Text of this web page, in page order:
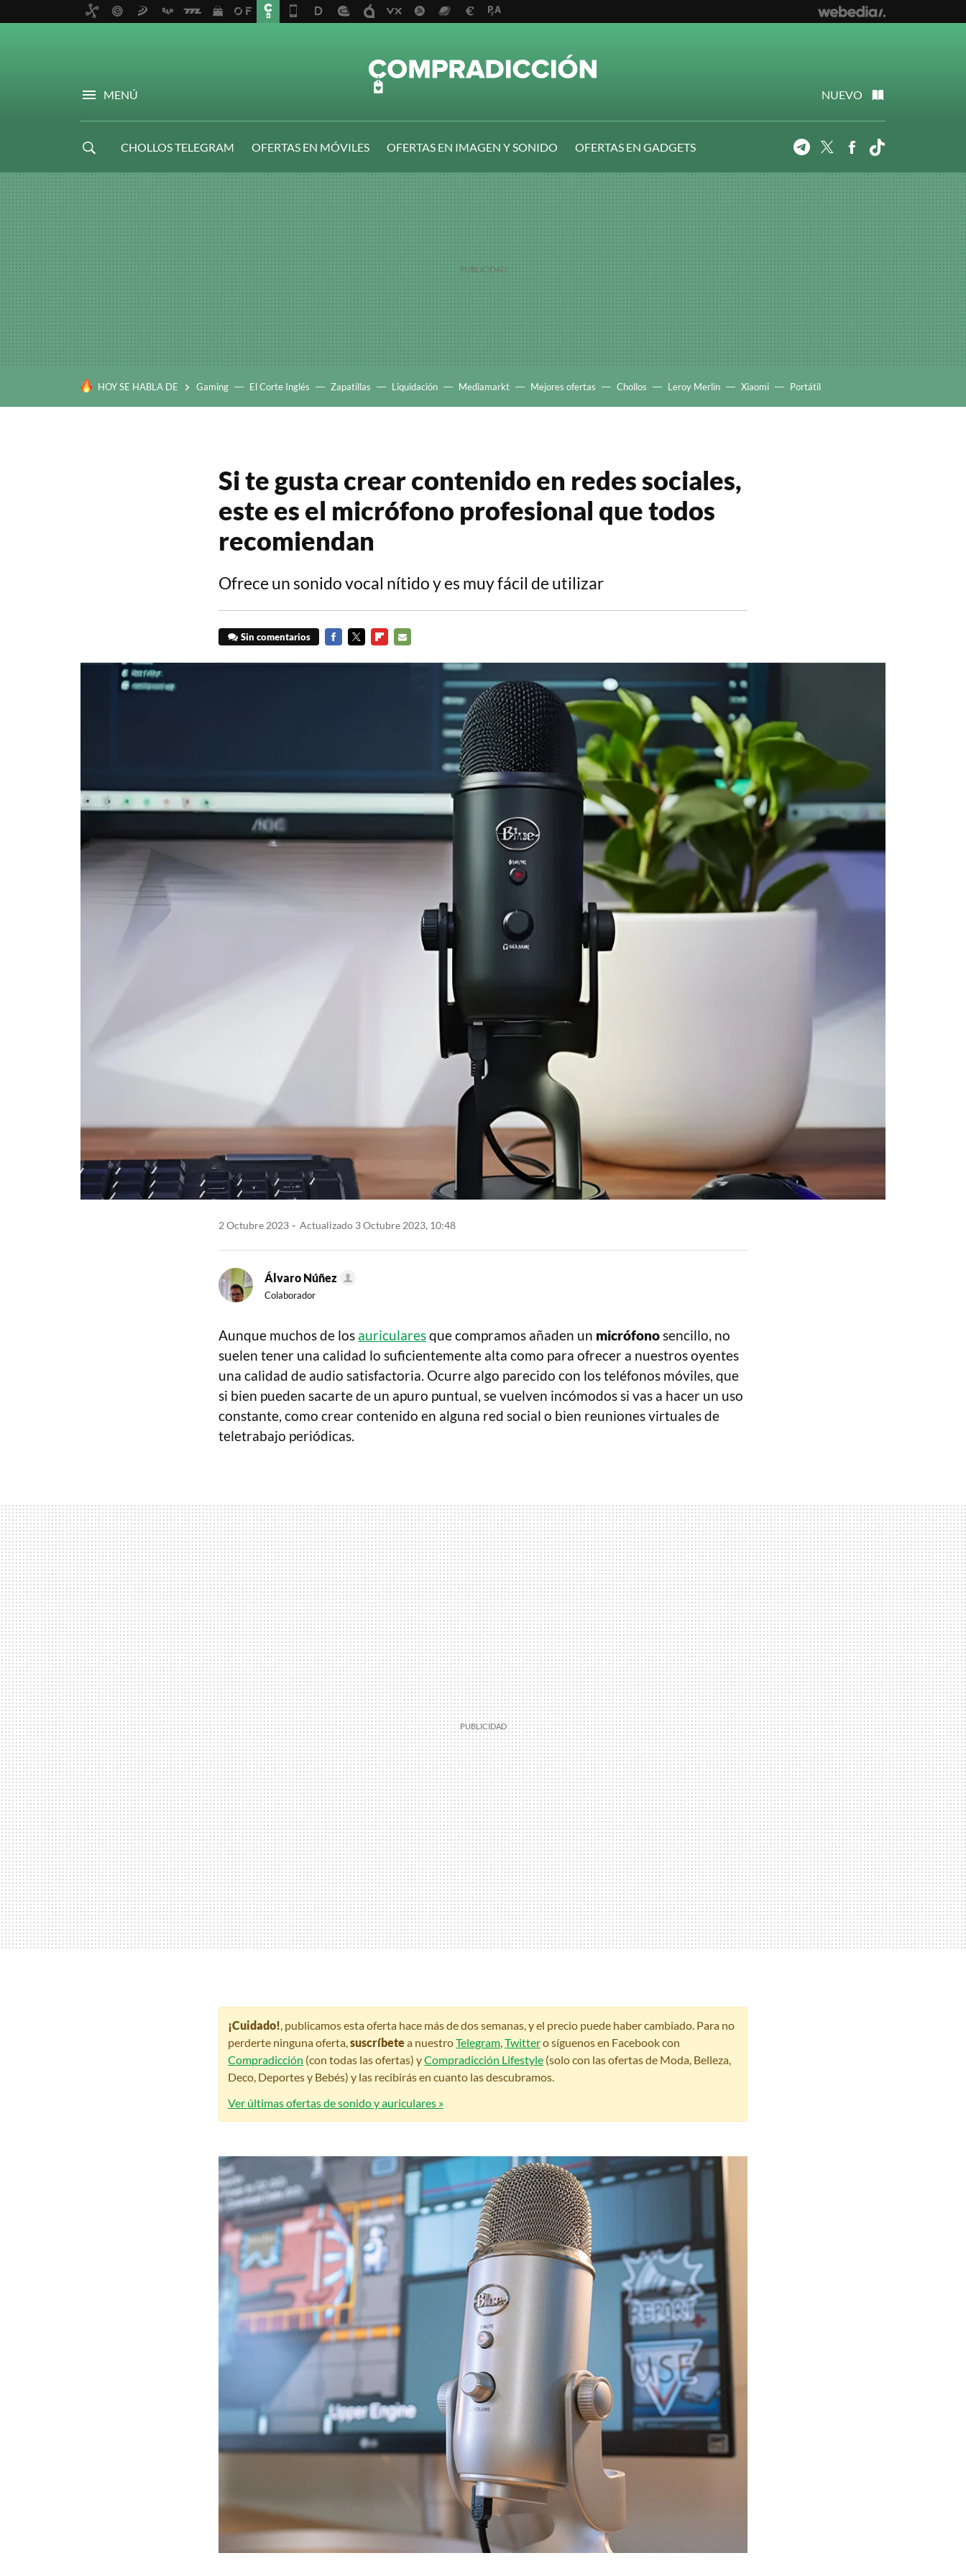
MENÚ NUEVO
CHOLLOS TELEGRAM OFERTAS EN MÓVILES OFERTAS EN IMAGEN Y SONIDO
OFERTAS EN GADGETS
TelegramTwitterFacebook
HOY SE HABLA DE Gaming El Corte Inglés Zapatillas Liquidación Mediamarkt Mejores ofertas Chollos Leroy Merlin Xiaomi Portátil
Si te gusta crear contenido en redes sociales,
este es el micrófono profesional que todos
recomiendan
Ofrece un sonido vocal nítido y es muy fácil de utilizar
Sin comentarios
2 Octubre 2023 Actualizado 3 Octubre 2023, 10:48
Álvaro Núñez
Colaborador
Aunque muchos de los auricularesque compramos añaden un micrófonosencillo, no
suelen tener una calidad lo suficientemente alta como para ofrecer a nuestros oyentes
una calidad de audio satisfactoria. Ocurre algo parecido con los teléfonos móviles, que
si bien pueden sacarte de un apuro puntual, se vuelven incómodos si vas a hacer un uso
constante, como crear contenido en alguna red social o bien reuniones virtuales de
teletrabajo periódicas.
¡Cuidado! , publicamos esta oferta hace más de dos semanas, y el precio puede haber cambiado. Para no
perderte ninguna oferta, suscríbetea nuestroTelegram Twittero síguenos en Facebook con
Compradicción (con todas las ofertas) yCompradicción Lifestyle (solo con las ofertas de Moda, Belleza,
Deco, Deportes y Bebés) y las recibirás en cuanto las descubramos.
Ver últimas ofertas de sonido y auriculares »